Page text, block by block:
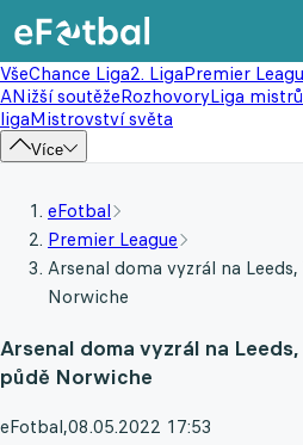
VšeChance Liga2. LigaPremier
ANižší soutěžeRozhovoryLiga mistrů
ligaMistrovství světa
Více
eFotbal
Premier League
Arsenal doma vyzrál na
Norwiche
Arsenal doma vyzrál na
půdě Norwiche
eFotbal,08.05.2022 17:53